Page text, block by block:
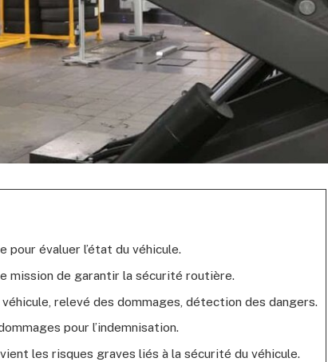
pour évaluer l’état du véhicule.
mission de garantir la sécurité routière.
relevé des dommages, détection des dangers.
pour l’indemnisation.
les risques graves liés à la sécurité du véhicule.